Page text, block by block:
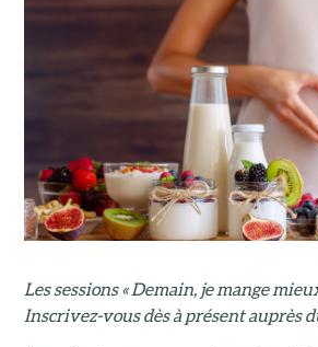
Les sessions « Demain, je mange
Inscrivez-vous dès à présent auprès